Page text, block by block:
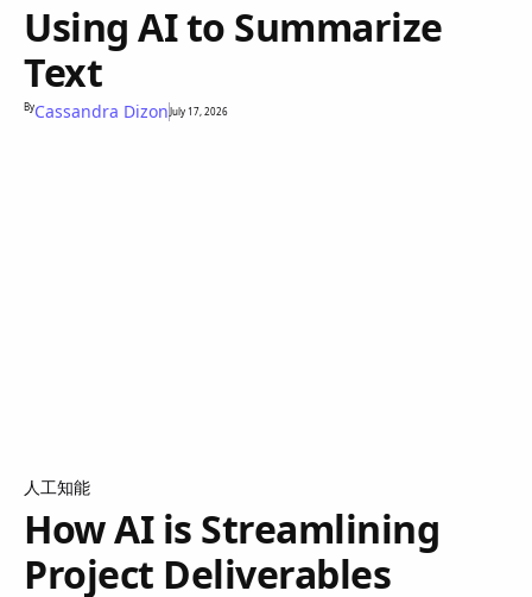
Using AI to Summarize
Text
ByCassandra DizonJuly 17, 2026
人工知能
How AI is Streamlining
Project Deliverables